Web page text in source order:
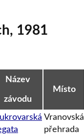
, 1981
Název
závodu
Místo
Vranovská
přehrada